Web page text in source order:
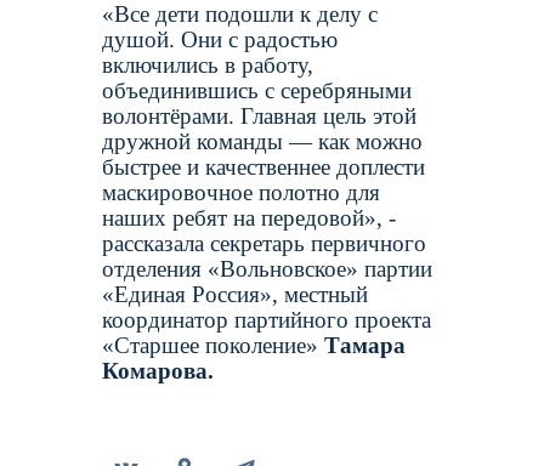
«Все дети подошли к делу с
душой. Они с радостью
включились в работу,
объединившись с серебряными
волонтёрами. Главная цель этой
дружной команды — как можно
быстрее и качественнее доплести
маскировочное полотно для
наших ребят на передовой», -
рассказала секретарь первичного
отделения «Вольновское» партии
«Единая Россия», местный
координатор партийного проекта
«Старшее поколение» Тамара
Комарова.